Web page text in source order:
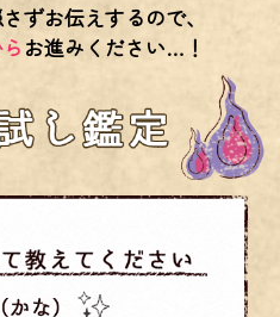
ずお伝えするので、
お進みください…！